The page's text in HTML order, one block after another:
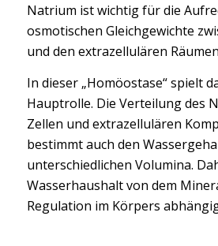
Natrium ist wichtig für die
osmotischen Gleichgewichte
und den extrazellulären
In dieser „Homöostase“ spielt
Hauptrolle. Die Verteilung des
Zellen und extrazellulären
bestimmt auch den
unterschiedlichen Volumina.
Wasserhaushalt von dem
Regulation im Körpers